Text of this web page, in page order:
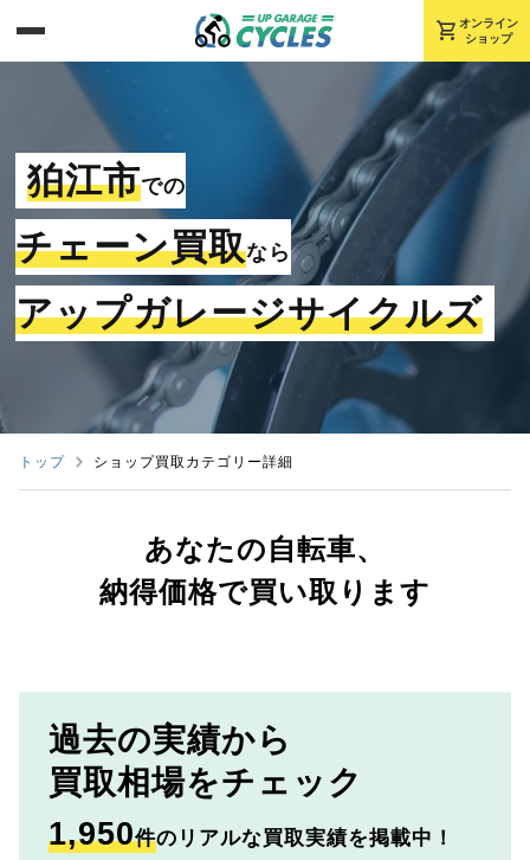
shopping_cart オンライン
ショップ
狛江市での
チェーン買取なら
アップガレージサイクルズ
トップ ショップ買取カテゴリー詳細
あなたの自転車、
納得価格で買い取ります
過去の実績から
買取相場をチェック
1,950件のリアルな買取実績を掲載中！